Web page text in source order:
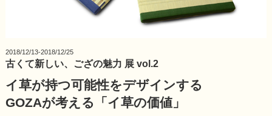
2018/12/13-2018/12/25
古くて新しい、ござの魅力 展 vol.2
イ草が持つ可能性をデザインする
GOZAが考える「イ草の価値」